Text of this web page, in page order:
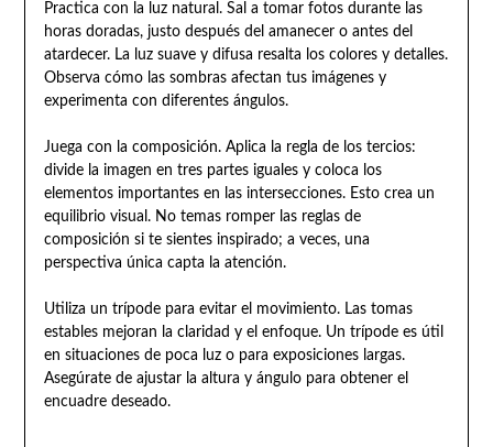
Practica con la luz natural. Sal a tomar fotos durante las
horas doradas, justo después del amanecer o antes del
atardecer. La luz suave y difusa resalta los colores y detalles.
Observa cómo las sombras afectan tus imágenes y
experimenta con diferentes ángulos.
Juega con la composición. Aplica la regla de los tercios:
divide la imagen en tres partes iguales y coloca los
elementos importantes en las intersecciones. Esto crea un
equilibrio visual. No temas romper las reglas de
composición si te sientes inspirado; a veces, una
perspectiva única capta la atención.
Utiliza un trípode para evitar el movimiento. Las tomas
estables mejoran la claridad y el enfoque. Un trípode es útil
en situaciones de poca luz o para exposiciones largas.
Asegúrate de ajustar la altura y ángulo para obtener el
encuadre deseado.